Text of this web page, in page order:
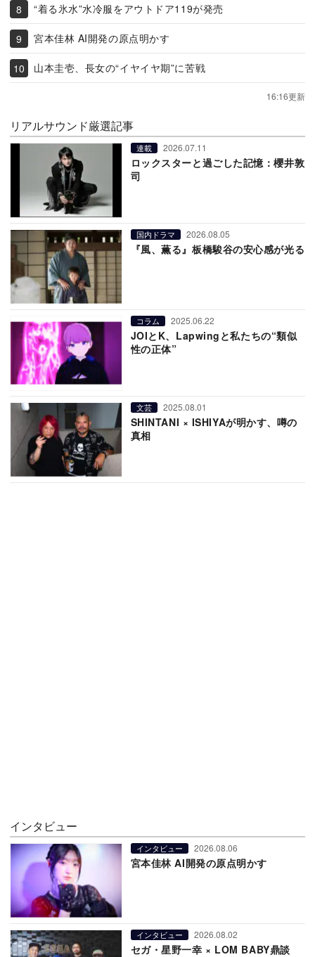
“着る氷水”水冷服をアウトドア119が発売
宮本佳林 AI開発の原点明かす
山本圭壱、長女の“イヤイヤ期”に苦戦
16:16更新
リアルサウンド厳選記事
連載 2026.07.11
ロックスターと過ごした記憶：櫻井敦
司
国内ドラマ 2026.08.05
『風、薫る』板橋駿谷の安心感が光る
コラム 2025.06.22
JOIとK、Lapwingと私たちの“類似
性の正体”
文芸 2025.08.01
SHINTANI × ISHIYAが明かす、噂の
真相
インタビュー
インタビュー 2026.08.06
宮本佳林 AI開発の原点明かす
インタビュー 2026.08.02
セガ・星野一幸 × LOM BABY鼎談